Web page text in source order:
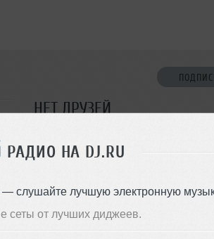
РАДИО НА DJ.RU
слушайте лучшую электронную
сеты от лучших диджеев.
НЕТ ДРУЗЕЙ